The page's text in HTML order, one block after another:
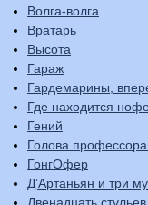
Волга-волга
Вратарь
Высота
Гараж
Гардемарины,
Где находится
Гений
Голова
ГонгОфер
Д’Артаньян и три